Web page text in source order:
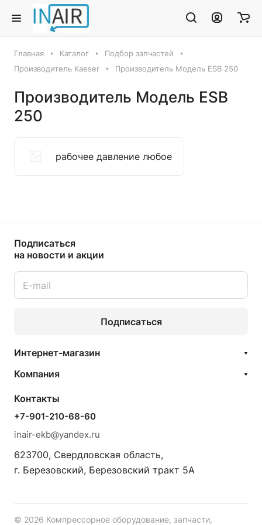
Главная Каталог
Подбор запчастей
Производитель Kaeser
Производитель Модель ESB 250
Производитель Модель ESB
250
рабочее давление любое
Подписаться
на новости и акции
Подписаться
Интернет-магазин
Компания
Контакты
+7-901-210-68-60
inair-ekb@yandex.ru
623700, Свердловская область,
г. Березовский, Березовский тракт 5А
© 2026 Компрессорное оборудование, запчасти,